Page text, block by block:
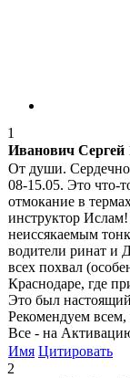
1
Иванович Сергей
От души. Сердечно
08-15.05. Это что-
отмокание в
инструктор
неиссякаемым
водители ринат и
всех похвал
Краснодаре, где
Это был
Рекомендуем всем,
Все - на
Имя Цитировать
2